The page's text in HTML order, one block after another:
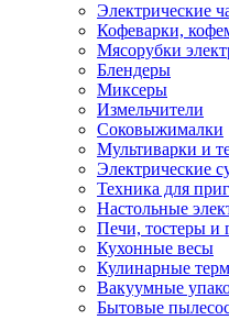
Электрические
Кофеварки,
Мясорубки
Блендеры
Миксеры
Измельчители
Соковыжималки
Мультиварки и
Электрические
Техника для
Настольные
Печи, тостеры и
Кухонные весы
Кулинарные
Вакуумные
Бытовые